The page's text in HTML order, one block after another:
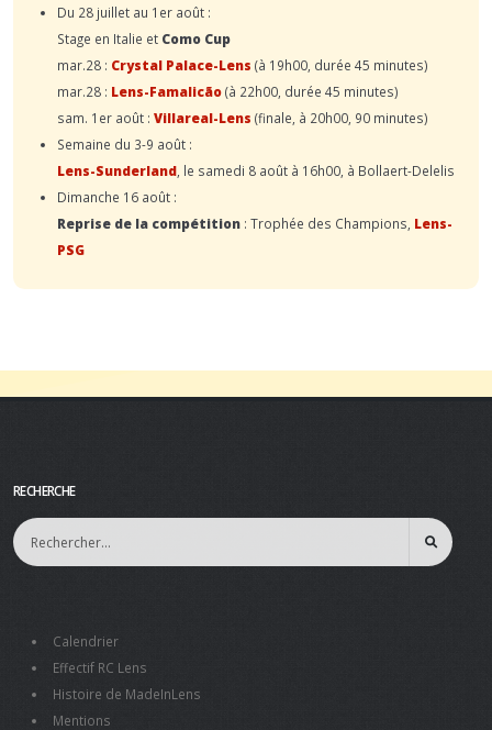
Du 28 juillet au 1er août :
Stage en Italie et Como Cup
mar.28 : Crystal Palace-Lens (à 19h00, durée 45 minutes)
mar.28 : Lens-Famalicão(à 22h00, durée 45 minutes)
sam. 1er août : Villareal-Lens (finale, à 20h00, 90 minutes)
Semaine du 3-9 août :
Lens-Sunderland , le samedi 8 août à 16h00, à Bollaert-Delelis
Dimanche 16 août :
Reprise de la compétition : Trophée des Champions, Lens-
PSG
RECHERCHE
Calendrier
Effectif RC Lens
Histoire de MadeInLens
Mentions